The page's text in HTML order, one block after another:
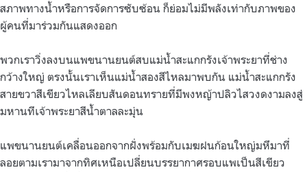
สภาพทางน้ำหรือการจัดการซับซ้อน ก็ย่อมไม่มีพลังเท่ากับภาพของ
ผู้คนที่มาร่วมกันแสดงออก
พวกเราวิ่งลงบนแพขนานยนต์สบแม่น้ำสะแกกรังเจ้าพระยาที่ช่าง
กว้างใหญ่ ตรงนั้นเราเห็นแม่น้ำสองสีไหลมาพบกัน แม่น้ำสะแกกรัง
สายขวาสีเขียวไหลเลียบสันดอนทรายที่มีพงหญ้าปลิวไสวงดงามลงสู่
มหานทีเจ้าพระยาสีน้ำตาลละมุ่น
แพขนานยนต์เคลื่อนออกจากฝั่งพร้อมกับเมฆฝนก้อนใหญ่มหึมาที่
ลอยตามเรามาจากทิศเหนือเปลี่ยนบรรยากาศรอบแพเป็นสีเขียว